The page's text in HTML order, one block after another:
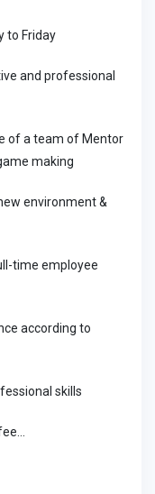
to Friday
and professional
of a team of Mentor
making
environment &
time employee
according to
skills